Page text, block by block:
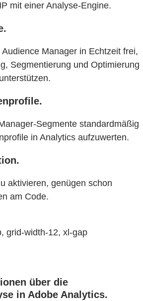
mit einer Analyse-Engine.
Manager in Echtzeit frei,
Segmentierung und Optimierung
Segmente standardmäßig
in Analytics aufzuwerten.
aktivieren, genügen schon
am Code.
grid-width-12, xl-gap
über die
in Adobe Analytics.